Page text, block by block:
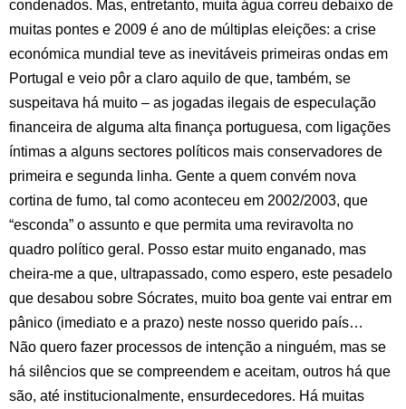
condenados. Mas, entretanto, muita água correu debaixo de
muitas pontes e 2009 é ano de múltiplas eleições: a crise
económica mundial teve as inevitáveis primeiras ondas em
Portugal e veio pôr a claro aquilo de que, também, se
suspeitava há muito – as jogadas ilegais de especulação
financeira de alguma alta finança portuguesa, com ligações
íntimas a alguns sectores políticos mais conservadores de
primeira e segunda linha. Gente a quem convém nova
cortina de fumo, tal como aconteceu em 2002/2003, que
“esconda” o assunto e que permita uma reviravolta no
quadro político geral. Posso estar muito enganado, mas
cheira-me a que, ultrapassado, como espero, este pesadelo
que desabou sobre Sócrates, muito boa gente vai entrar em
pânico (imediato e a prazo) neste nosso querido país…
Não quero fazer processos de intenção a ninguém, mas se
há silêncios que se compreendem e aceitam, outros há que
são, até institucionalmente, ensurdecedores. Há muitas